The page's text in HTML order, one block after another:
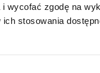
wycofać zgodę na
stosowania